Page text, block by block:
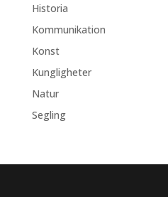
Historia
Kommunikation
Konst
Kungligheter
Natur
Segling